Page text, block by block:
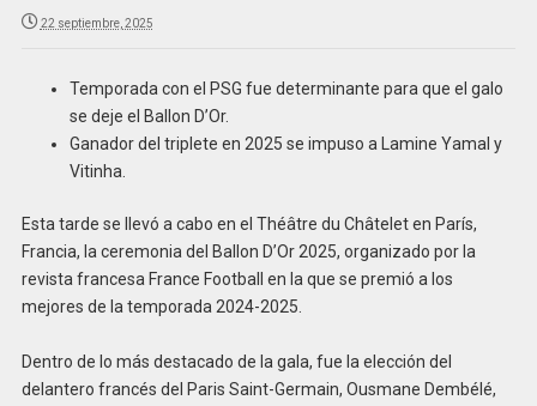
22 septiembre, 2025
Temporada con el PSG fue determinante para que el galo
se deje el Ballon D’Or.
Ganador del triplete en 2025 se impuso a Lamine Yamal y
Vitinha.
Esta tarde se llevó a cabo en el Théâtre du Châtelet en París,
Francia, la ceremonia del Ballon D’Or 2025, organizado por la
revista francesa France Football en la que se premió a los
mejores de la temporada 2024-2025.
Dentro de lo más destacado de la gala, fue la elección del
delantero francés del Paris Saint-Germain, Ousmane Dembélé,